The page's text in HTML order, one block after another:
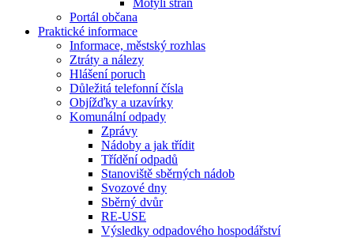
Motýlí stráň
Portál občana
Praktické informace
Informace, městský rozhlas
Ztráty a nálezy
Hlášení poruch
Důležitá telefonní čísla
Objížďky a uzavírky
Komunální odpady
Zprávy
Nádoby a jak třídit
Třídění odpadů
Stanoviště sběrných nádob
Svozové dny
Sběrný dvůr
RE-USE
Výsledky odpadového hospodářství